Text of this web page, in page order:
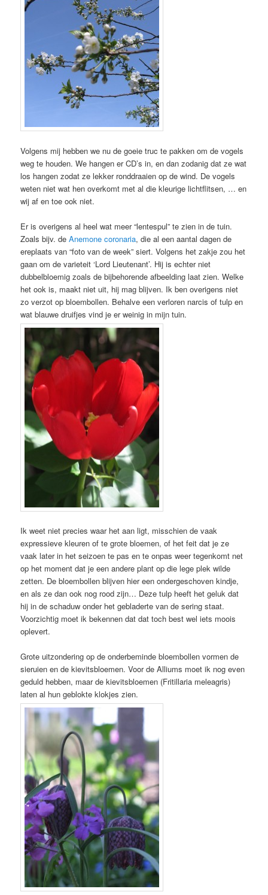
Volgens mij hebben we nu de goeie truc te pakken om de vogels
weg te houden. We hangen er CD’s in, en dan zodanig dat ze wat
los hangen zodat ze lekker ronddraaien op de wind. De vogels
weten niet wat hen overkomt met al die kleurige lichtflitsen, … en
wij af en toe ook niet.
Er is overigens al heel wat meer “lentespul” te zien in de tuin.
Zoals bijv. deAnemone coronaria, die al een aantal dagen de
ereplaats van “foto van de week” siert. Volgens het zakje zou het
gaan om de varieteit ‘Lord Lieutenant’. Hij is echter niet
dubbelbloemig zoals de bijbehorende afbeelding laat zien. Welke
het ook is, maakt niet uit, hij mag blijven. Ik ben overigens niet
zo verzot op bloembollen. Behalve een verloren narcis of tulp en
wat blauwe druifjes vind je er weinig in mijn tuin.
Ik weet niet precies waar het aan ligt, misschien de vaak
expressieve kleuren of te grote bloemen, of het feit dat je ze
vaak later in het seizoen te pas en te onpas weer tegenkomt net
op het moment dat je een andere plant op die lege plek wilde
zetten. De bloembollen blijven hier een ondergeschoven kindje,
en als ze dan ook nog rood zijn… Deze tulp heeft het geluk dat
hij in de schaduw onder het gebladerte van de sering staat.
Voorzichtig moet ik bekennen dat dat toch best wel iets moois
oplevert.
Grote uitzondering op de onderbeminde bloembollen vormen de
sieruien en de kievitsbloemen. Voor de Alliums moet ik nog even
geduld hebben, maar de kievitsbloemen (Fritillaria meleagris)
laten al hun geblokte klokjes zien.